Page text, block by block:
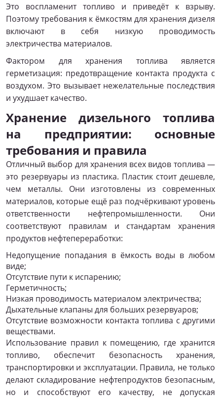
Это воспламенит топливо и приведёт к взрыву.
Поэтому требования к ёмкостям для хранения дизеля
включают в себя низкую проводимость
электричества материалов.
Фактором для хранения топлива является
герметизация: предотвращение контакта продукта с
воздухом. Это вызывает нежелательные последствия
и ухудшает качество.
Хранение дизельного топлива
на предприятии: основные
требования и правила
Отличный выбор для хранения всех видов топлива —
это резервуары из пластика. Пластик стоит дешевле,
чем металлы. Они изготовлены из современных
материалов, которые ещё раз подчёркивают уровень
ответственности нефтепромышленности. Они
соответствуют правилам и стандартам хранения
продуктов нефтепереработки:
Недопущение попадания в ёмкость воды в любом
виде;
Отсутствие пути к испарению;
Герметичность;
Низкая проводимость материалом электричества;
Дыхательные клапаны для больших резервуаров;
Отсутствие возможности контакта топлива с другими
веществами.
Использование правил к помещению, где хранится
топливо, обеспечит безопасность хранения,
транспортировки и эксплуатации. Правила, не только
делают складирование нефтепродуктов безопасным,
но и способствуют его качеству, не допуская